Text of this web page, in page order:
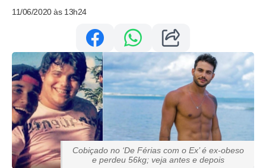
11/06/2020 às 13h24
Cobiçado no ‘De Férias com o Ex’ é ex-obeso
e perdeu 56kg; veja antes e depois